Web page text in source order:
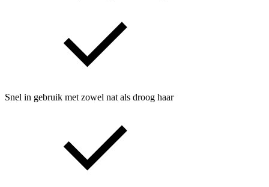
Snel in gebruik met zowel nat als droog haar